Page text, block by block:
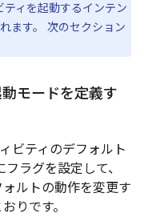
ティを起動するインテン
ます。 次のセクション
モードを定義す
ビティのデフォルト
ラグを設定して、
ォルトの動作を変更す
りです。